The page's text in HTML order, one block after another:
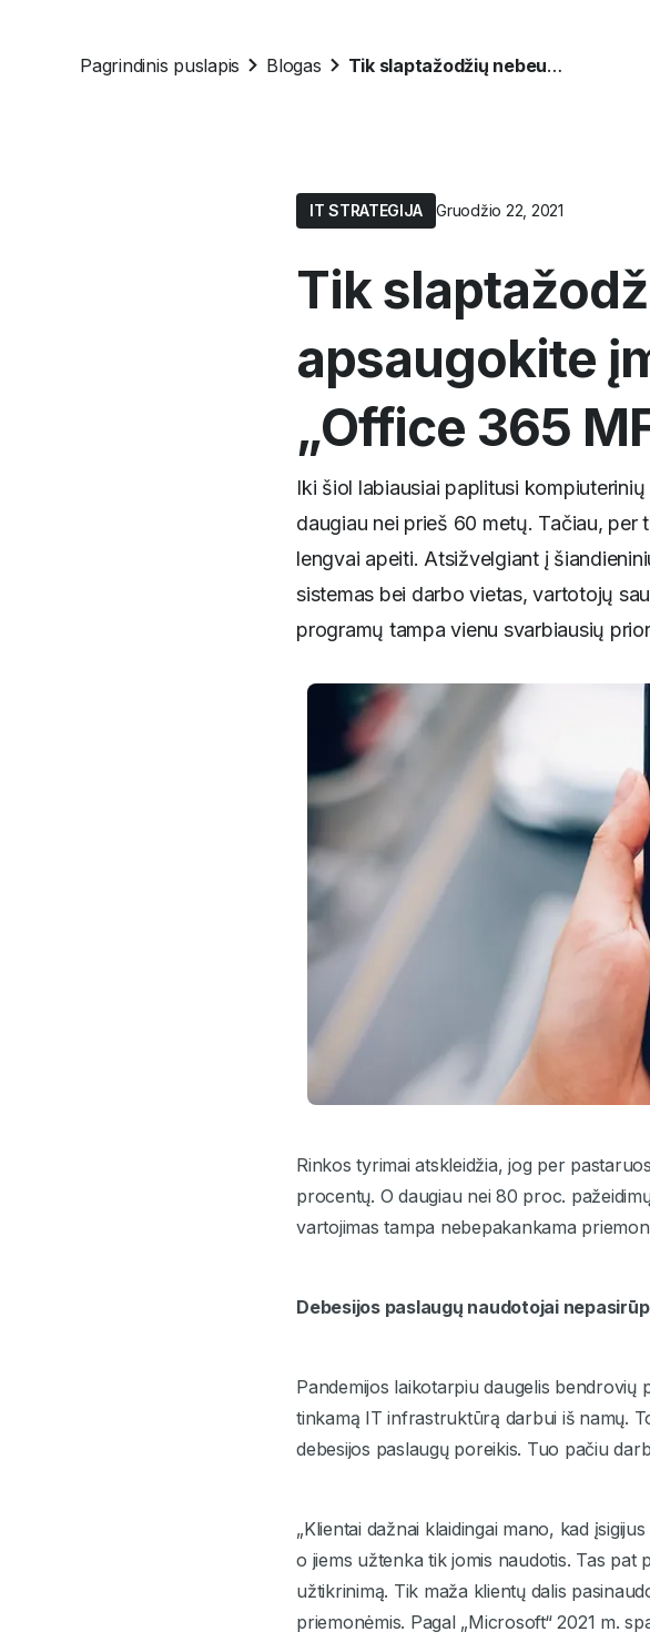
Pagrindinis puslapis Blogas Tik slaptažodžių nebeužtenka – apsaugokite įmonės duomenis su „Office 365 MFA“
IT STRATEGIJA Gruodžio 22, 2021
Tik
apsaugokite
„Office 365
Iki šiol labiausiai paplitusi
daugiau nei prieš 60 metų. Tačiau,
lengvai apeiti. Atsižvelgiant į
sistemas bei darbo vietas, vartotojų
programų tampa vienu svarbiausių
Rinkos tyrimai atskleidžia, jog per
procentų. O daugiau nei 80 proc.
vartojimas tampa nebepakankama
Debesijos paslaugų naudotojai
Pandemijos laikotarpiu daugelis
tinkamą IT infrastruktūrą darbui iš namų.
debesijos paslaugų poreikis. Tuo pačiu
„Klientai dažnai klaidingai mano, kad
o jiems užtenka tik jomis naudotis. Tas pat
užtikrinimą. Tik maža klientų dalis
priemonėmis. Pagal „Microsoft“ 2021 m.